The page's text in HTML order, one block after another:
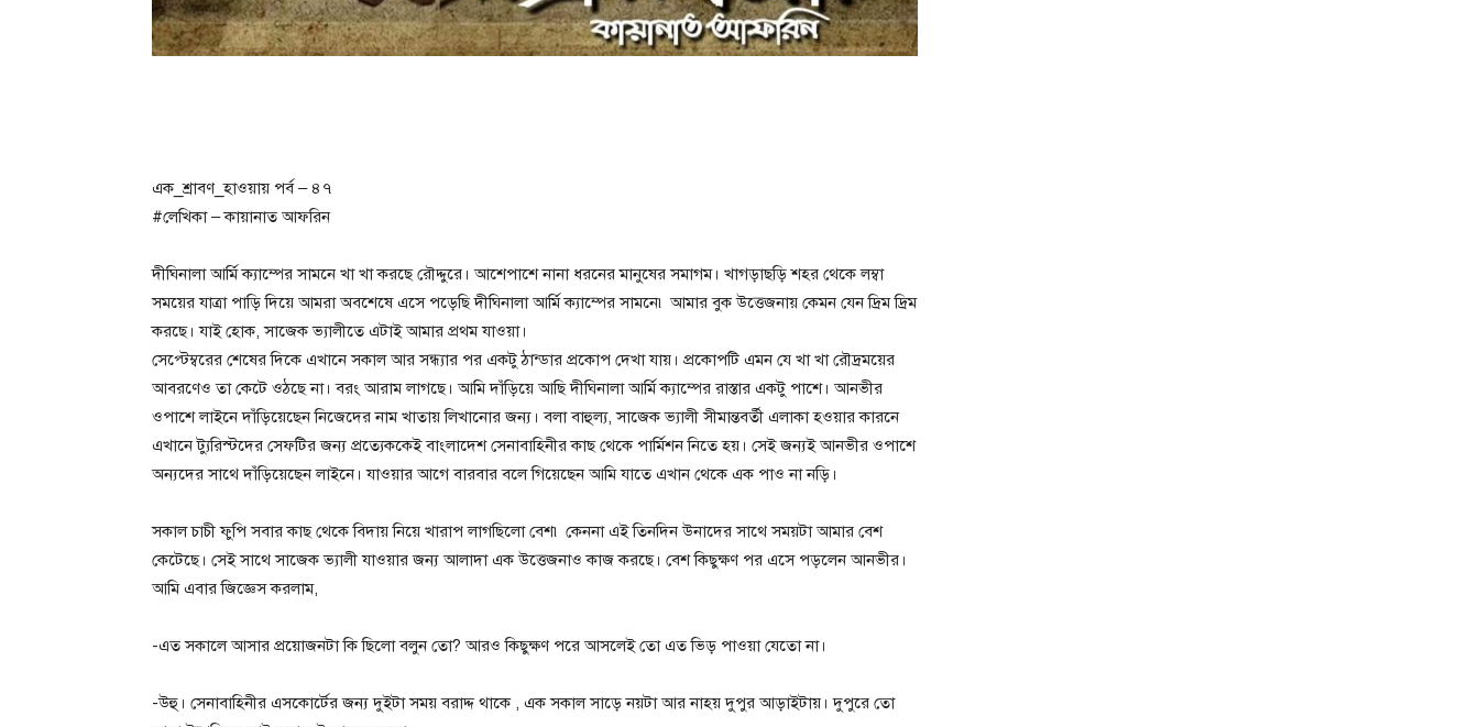
এক_শ্রাবণ_হাওয়ায় পর্ব – ৪৭
#লেখিকা – কায়ানাত আফরিন
দীঘিনালা আর্মি ক্যাম্পের সামনে খা খা করছে রৌদ্দুরে। আশেপাশে নানা ধরনের মানুষের সমাগম। খাগড়াছড়ি শহর থেকে লম্বা
সময়ের যাত্রা পাড়ি দিয়ে আমরা অবশেষে এসে পড়েছি দীঘিনালা আর্মি ক্যাম্পের সামনে৷ আমার বুক উত্তেজনায় কেমন যেন দ্রিম দ্রিম
করছে। যাই হোক, সাজেক ভ্যালীতে এটাই আমার প্রথম যাওয়া।
সেপ্টেম্বরের শেষের দিকে এখানে সকাল আর সন্ধ্যার পর একটু ঠান্ডার প্রকোপ দেখা যায়। প্রকোপটি এমন যে খা খা রৌদ্রময়ের
আবরণেও তা কেটে ওঠছে না। বরং আরাম লাগছে। আমি দাঁড়িয়ে আছি দীঘিনালা আর্মি ক্যাম্পের রাস্তার একটু পাশে। আনভীর
ওপাশে লাইনে দাঁড়িয়েছেন নিজেদের নাম খাতায় লিখানোর জন্য। বলা বাহুল্য, সাজেক ভ্যালী সীমান্তবর্তী এলাকা হওয়ার কারনে
এখানে ট্যুরিস্টদের সেফটির জন্য প্রত্যেককেই বাংলাদেশ সেনাবাহিনীর কাছ থেকে পার্মিশন নিতে হয়। সেই জন্যই আনভীর ওপাশে
অন্যদের সাথে দাঁড়িয়েছেন লাইনে। যাওয়ার আগে বারবার বলে গিয়েছেন আমি যাতে এখান থেকে এক পাও না নড়ি।
সকাল চাচী ফুপি সবার কাছ থেকে বিদায় নিয়ে খারাপ লাগছিলো বেশ৷ কেননা এই তিনদিন উনাদের সাথে সময়টা আমার বেশ
কেটেছে। সেই সাথে সাজেক ভ্যালী যাওয়ার জন্য আলাদা এক উত্তেজনাও কাজ করছে। বেশ কিছুক্ষণ পর এসে পড়লেন আনভীর।
আমি এবার জিজ্ঞেস করলাম,
-এত সকালে আসার প্রয়োজনটা কি ছিলো বলুন তো? আরও কিছুক্ষণ পরে আসলেই তো এত ভিড় পাওয়া যেতো না।
-উহু। সেনাবাহিনীর এসকোর্টের জন্য দুইটা সময় বরাদ্দ থাকে , এক সকাল সাড়ে নয়টা আর নাহয় দুপুর আড়াইটায়। দুপুরে তো